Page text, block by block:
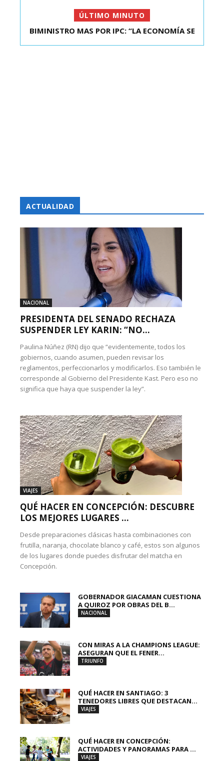
ÚLTIMO MINUTO
BIMINISTRO MAS POR IPC: “LA ECONOMÍA SE
ACTUALIDAD
NACIONAL
PRESIDENTA DEL SENADO RECHAZA
SUSPENDER LEY KARIN: “NO...
Paulina Núñez (RN) dijo que “evidentemente, todos los
gobiernos, cuando asumen, pueden revisar los
reglamentos, perfeccionarlos y modificarlos. Eso también le
corresponde al Gobierno del Presidente Kast. Pero eso no
significa que haya que suspender la ley”.
VIAJES
QUÉ HACER EN CONCEPCIÓN: DESCUBRE
LOS MEJORES LUGARES ...
Desde preparaciones clásicas hasta combinaciones con
frutilla, naranja, chocolate blanco y café, estos son algunos
de los lugares donde puedes disfrutar del matcha en
Concepción.
GOBERNADOR GIACAMAN CUESTIONA
A QUIROZ POR OBRAS DEL B...
NACIONAL
CON MIRAS A LA CHAMPIONS LEAGUE:
ASEGURAN QUE EL FENER...
TRIUNFO
QUÉ HACER EN SANTIAGO: 3
TENEDORES LIBRES QUE DESTACAN...
VIAJES
QUÉ HACER EN CONCEPCIÓN:
ACTIVIDADES Y PANORAMAS PARA ...
VIAJES